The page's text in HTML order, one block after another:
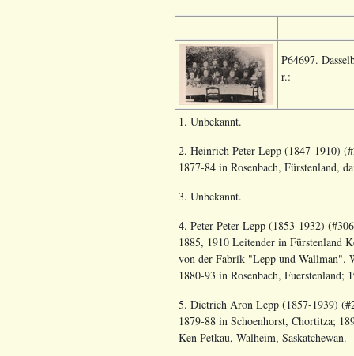
P64697.
r.:
1. Unbekannt.
2. Heinrich Peter Lepp (1847-1910)
1877-84 in Rosenbach, Fürstenland,
3. Unbekannt.
4. Peter Peter Lepp (1853-1932)
1885, 1910 Leitender in Fürstenland
von der Fabrik "Lepp und Wallman".
1880-93 in Rosenbach, Fuerstenland;
5. Dietrich Aron Lepp (1857-1939)
1879-88 in Schoenhorst, Chortitza;
Ken Petkau, Walheim, Saskatchewan.